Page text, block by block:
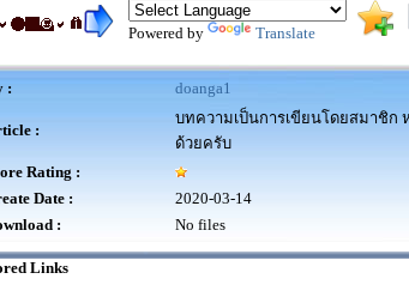
Powered by Translate
: doanga1
:
บทความเป็นการเขียนโดยสมาชิก
ด้วยครับ
Rating :
Date :
2020-03-14
:
No files
Links